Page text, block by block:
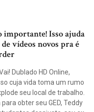
importante! Isso ajuda
vídeos novos pra é
Dublado HD Online,
cuja vida toma um rumo
seu local de trabalho.
obter seu GED, Teddy